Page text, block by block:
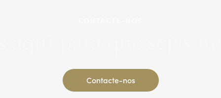
Contacte-nos